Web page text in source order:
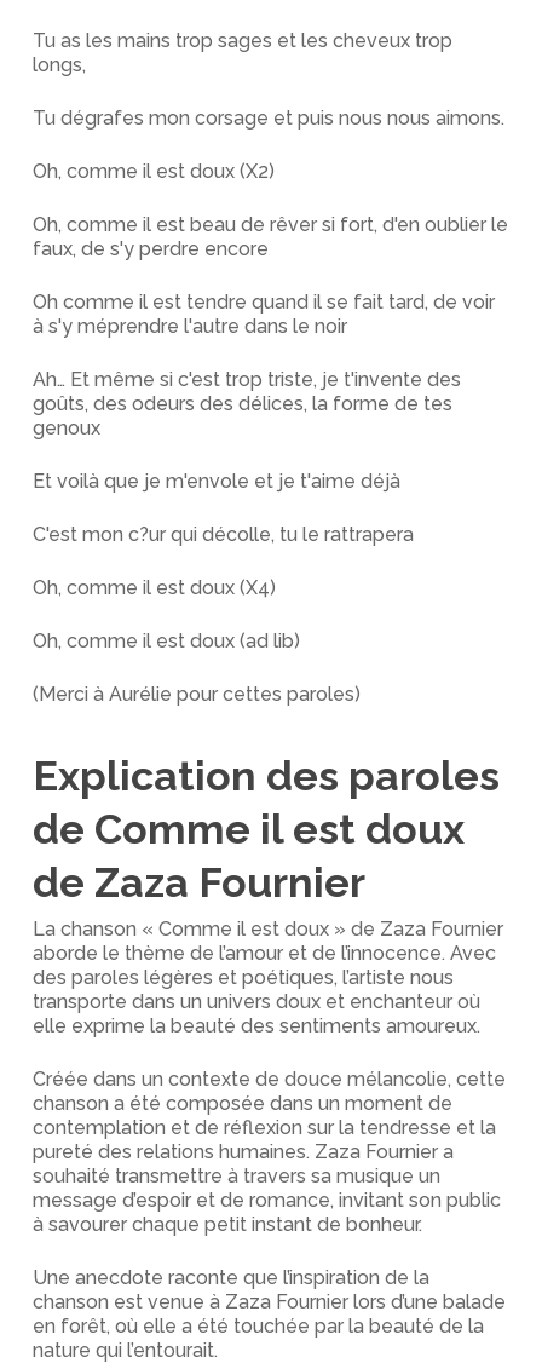
Tu as les mains trop sages et les cheveux trop
longs,
Tu dégrafes mon corsage et puis nous nous aimons.
Oh, comme il est doux (X2)
Oh, comme il est beau de rêver si fort, d'en oublier le
faux, de s'y perdre encore
Oh comme il est tendre quand il se fait tard, de voir
à s'y méprendre l'autre dans le noir
Ah… Et même si c'est trop triste, je t'invente des
goûts, des odeurs des délices, la forme de tes
genoux
Et voilà que je m'envole et je t'aime déjà
C'est mon c?ur qui décolle, tu le rattrapera
Oh, comme il est doux (X4)
Oh, comme il est doux (ad lib)
(Merci à Aurélie pour cettes paroles)
Explication des paroles
de Comme il est doux
de Zaza Fournier
La chanson « Comme il est doux » de Zaza Fournier
aborde le thème de l’amour et de l’innocence. Avec
des paroles légères et poétiques, l’artiste nous
transporte dans un univers doux et enchanteur où
elle exprime la beauté des sentiments amoureux.
Créée dans un contexte de douce mélancolie, cette
chanson a été composée dans un moment de
contemplation et de réflexion sur la tendresse et la
pureté des relations humaines. Zaza Fournier a
souhaité transmettre à travers sa musique un
message d’espoir et de romance, invitant son public
à savourer chaque petit instant de bonheur.
Une anecdote raconte que l’inspiration de la
chanson est venue à Zaza Fournier lors d’une balade
en forêt, où elle a été touchée par la beauté de la
nature qui l’entourait.